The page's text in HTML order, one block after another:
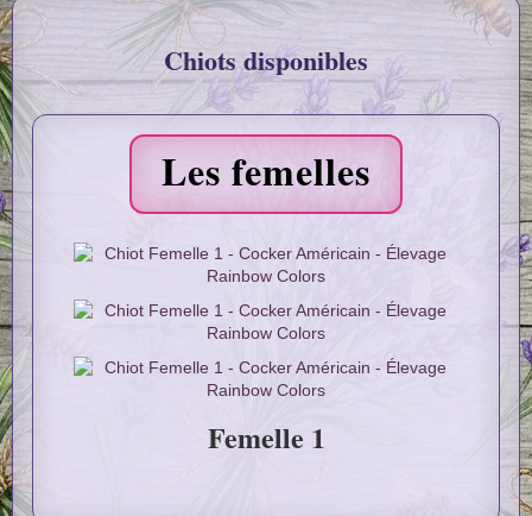
Chiots disponibles
Les femelles
Femelle 1